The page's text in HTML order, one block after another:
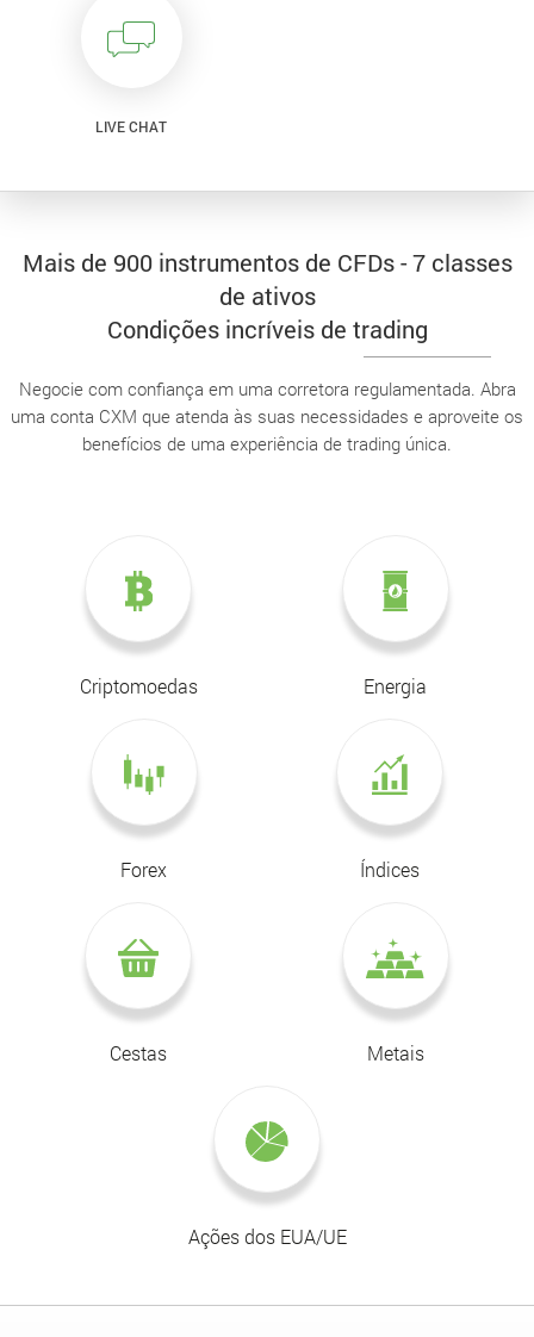
LIVE CHAT
Mais de 900 instrumentos de CFDs - 7 classes
de ativos
Condições incríveis de trading
Negocie com confiança em uma corretora regulamentada. Abra
uma conta CXM que atenda às suas necessidades e aproveite os
benefícios de uma experiência de trading única.
Criptomoedas Energia
Forex Índices
Cestas Metais
Ações dos EUA/UE